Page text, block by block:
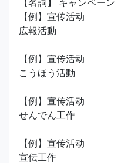
【名詞】 キャンペーン
【例】宣传活动
広報活動
【例】宣传活动
こうほう活動
【例】宣传活动
せんでん工作
【例】宣传活动
宣伝工作